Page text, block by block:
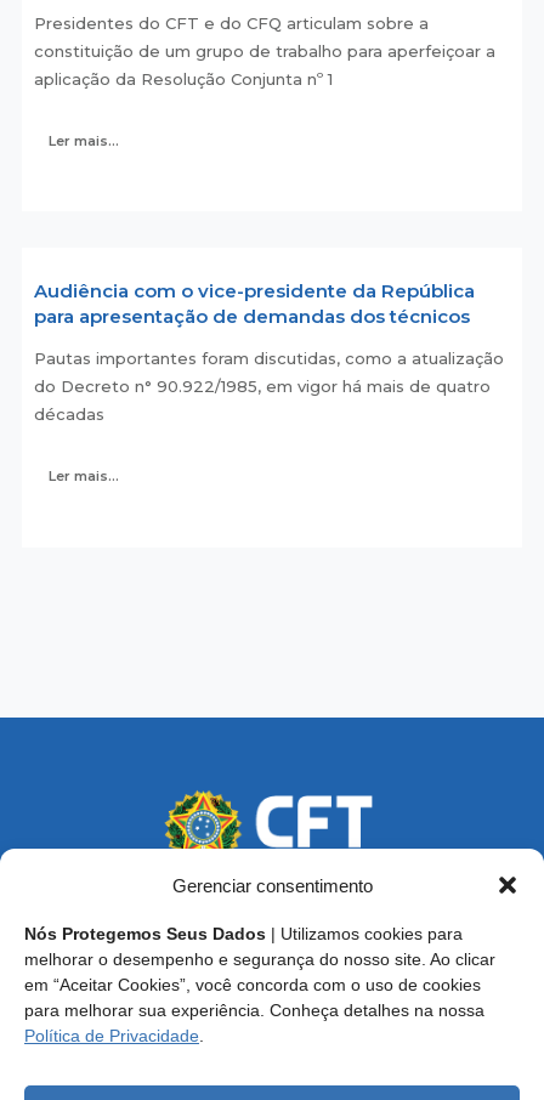
Gerenciar consentimento
Nós Protegemos Seus Dados | Utilizamos cookies para
melhorar o desempenho e segurança do nosso site. Ao clicar
em “Aceitar Cookies”, você concorda com o uso de cookies
para melhorar sua experiência. Conheça detalhes na nossa
Política de Privacidade
Presidentes do CFT e do CFQ articulam sobre a
constituição de um grupo de trabalho para aperfeiçoar a
aplicação da Resolução Conjunta nº 1
Ler mais...
Audiência com o vice-presidente da República
para apresentação de demandas dos técnicos
Pautas importantes foram discutidas, como a atualização
do Decreto n° 90.922/1985, em vigor há mais de quatro
décadas
Ler mais...
Endereço: SCS, Quadra 02, Bloco D, Ed. Oscar Niemeyer,
9º Andar CEP 70.316-900 - Brasília/DF
Central de Atendimento ao Técnico:0800 016-1515